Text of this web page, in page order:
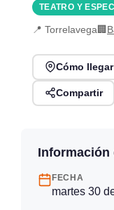
TEATRO Y
📍 Torrelavega🏢
Cómo llegar
Compartir
Información
FECHA
martes 30